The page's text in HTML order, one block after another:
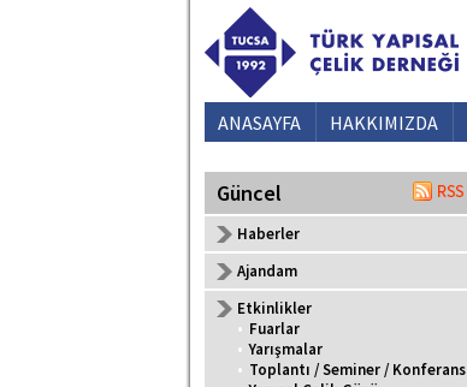
ANASAYFA HAKKIMIZDA
Güncel
Haberler
Ajandam
Etkinlikler
• Fuarlar
• Yarışmalar
• Toplantı / Seminer / Konferans